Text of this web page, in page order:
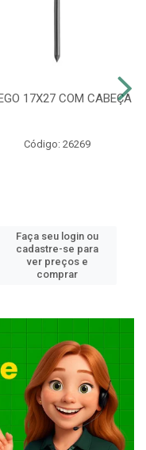
17X27 COM CABEÇA
Código: 26269
Faça seu login ou
cadastre-se para
ver preços e
comprar